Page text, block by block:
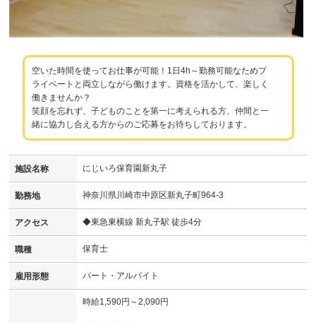
空いた時間を使ってお仕事が可能！1日4h～勤務可能なためプ
ライベートと両立しながら働けます。資格を活かして、楽しく
働きませんか？
笑顔を忘れず、子どものことを第一に考えられる方、仲間と一
緒に協力し合える方からのご応募をお待ちしております。
施設名称 にじいろ保育園新丸子
勤務地 神奈川県川崎市中原区新丸子町964-3
アクセス ◆東急東横線 新丸子駅 徒歩4分
職種 保育士
雇用形態 パート・アルバイト
時給1,590円～2,090円